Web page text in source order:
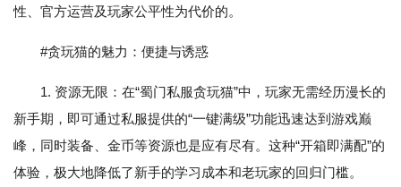
性、官方运营及玩家公平性为代价的。
#贪玩猫的魅力：便捷与诱惑
1. 资源无限：在“蜀门私服贪玩猫”中，玩家无需经历漫长的
新手期，即可通过私服提供的“一键满级”功能迅速达到游戏巅
峰，同时装备、金币等资源也是应有尽有。这种“开箱即满配”的
体验，极大地降低了新手的学习成本和老玩家的回归门槛。